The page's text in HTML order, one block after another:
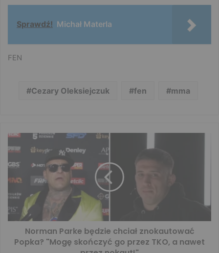
Sprawdź! Michał Materla
FEN
Cezary Oleksiejczuk fen mma
Norman Parke będzie chciał znokautować
Popka? "Mogę skończyć go przez TKO, a nawet